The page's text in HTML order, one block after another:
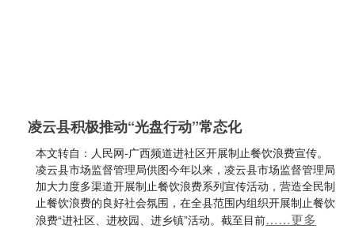
凌云县积极推动“光盘行动”常态化
本文转自：人民网-广西频道进社区开展制止餐饮浪费宣传。
凌云县市场监督管理局供图今年以来，凌云县市场监督管理局
加大力度多渠道开展制止餐饮浪费系列宣传活动，营造全民制
止餐饮浪费的良好社会氛围，在全县范围内组织开展制止餐饮
浪费“进社区、进校园、进乡镇”活动。截至目前……更多